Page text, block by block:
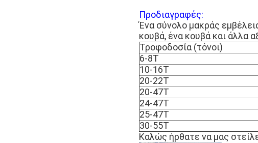
Προδιαγραφές:
Ένα σύνολο μακράς
κουβά, ένα κουβά και άλλα
Τροφοδοσία (τόνοι)
6-8Τ
10-16Τ
20-22Τ
20-47Τ
24-47Τ
25-47Τ
30-55Τ
Καλώς ήρθατε να μας